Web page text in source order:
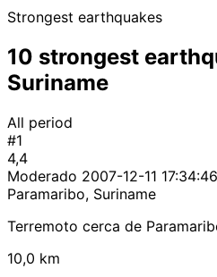
Strongest earthquakes
10 strongest
Suriname
All period
#1
4,4
Moderado 2007-12-11
Paramaribo, Suriname
Terremoto cerca de
10,0 km